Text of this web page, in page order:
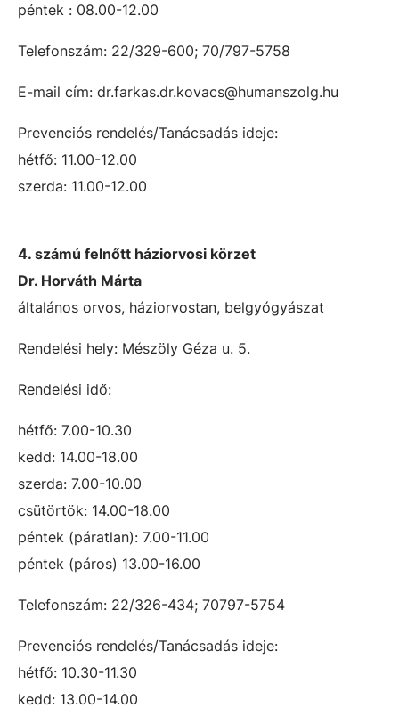
péntek : 08.00-12.00
Telefonszám: 22/329-600; 70/797-5758
E-mail cím: dr.farkas.dr.kovacs@humanszolg.hu
Prevenciós rendelés/Tanácsadás ideje:
hétfő: 11.00-12.00
szerda: 11.00-12.00
4. számú felnőtt háziorvosi körzet
Dr. Horváth Márta
általános orvos, háziorvostan, belgyógyászat
Rendelési hely: Mészöly Géza u. 5.
Rendelési idő:
hétfő: 7.00-10.30
kedd: 14.00-18.00
szerda: 7.00-10.00
csütörtök: 14.00-18.00
péntek (páratlan): 7.00-11.00
péntek (páros) 13.00-16.00
Telefonszám: 22/326-434; 70797-5754
Prevenciós rendelés/Tanácsadás ideje:
hétfő: 10.30-11.30
kedd: 13.00-14.00